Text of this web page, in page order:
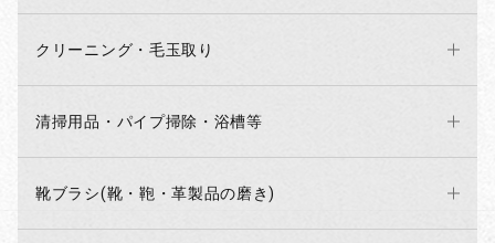
クリーニング・毛玉取り
清掃用品・パイプ掃除・浴槽等
靴ブラシ(靴・鞄・革製品の磨き)